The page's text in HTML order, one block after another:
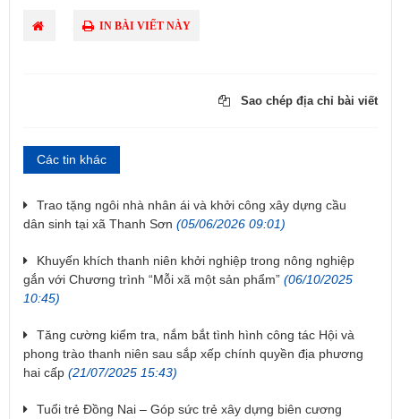
IN BÀI VIẾT NÀY
Sao chép địa chỉ bài viết
Các tin khác
Trao tặng ngôi nhà nhân ái và khởi công xây dựng cầu
dân sinh tại xã Thanh Sơn (05/06/2026 09:01)
Khuyến khích thanh niên khởi nghiệp trong nông nghiệp
gắn với Chương trình “Mỗi xã một sản phẩm” (06/10/2025
10:45)
Tăng cường kiểm tra, nắm bắt tình hình công tác Hội và
phong trào thanh niên sau sắp xếp chính quyền địa phương
hai cấp (21/07/2025 15:43)
Tuổi trẻ Đồng Nai – Góp sức trẻ xây dựng biên cương